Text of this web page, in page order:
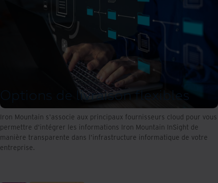
Options de livraison flexibles
Iron Mountain s'associe aux principaux fournisseurs cloud pour vous
permettre d'intégrer les informations Iron Mountain InSight de
manière transparente dans l'infrastructure informatique de votre
entreprise.